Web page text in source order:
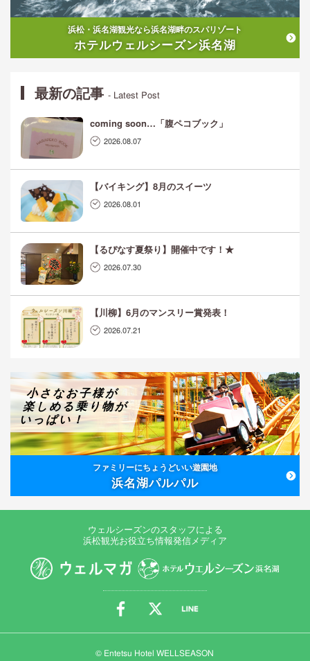
浜松・浜名湖観光なら浜名湖畔のスパリゾート
ホテルウェルシーズン浜名湖
最新の記事- Latest Post
coming soon…「腹ペコブック」
2026.08.07
【バイキング】8月のスイーツ
2026.08.01
【るぴなす夏祭り】開催中です！★
2026.07.30
【川柳】6月のマンスリー賞発表！
2026.07.21
小さなお子様が
楽しめる乗り物が
いっぱい！
ファミリーにちょうどいい遊園地
浜名湖パルパル
ウェルシーズンのスタッフによる
浜松観光お役立ち情報発信メディア
© Entetsu Hotel WELLSEASON